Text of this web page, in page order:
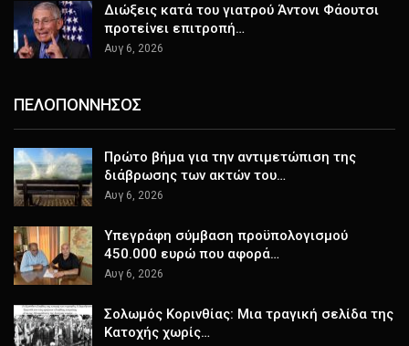
Διώξεις κατά του γιατρού Άντονι Φάουτσι
προτείνει επιτροπή…
Αυγ 6, 2026
ΠΕΛΟΠΟΝΝΗΣΟΣ
Πρώτο βήμα για την αντιμετώπιση της
διάβρωσης των ακτών του…
Αυγ 6, 2026
Υπεγράφη σύμβαση προϋπολογισμού
450.000 ευρώ που αφορά…
Αυγ 6, 2026
Σολωμός Κορινθίας: Μια τραγική σελίδα της
Κατοχής χωρίς…